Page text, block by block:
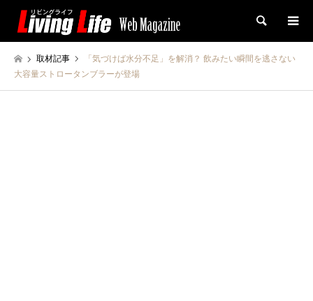
検索
取材記事
「気づけば水分不足」を解消？ 飲みたい瞬間を逃さない
大容量ストロータンブラーが登場